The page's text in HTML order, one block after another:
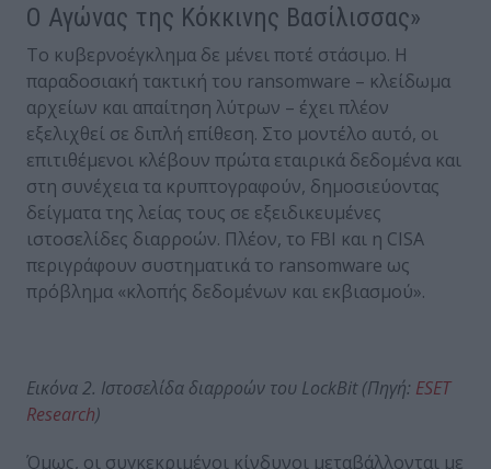
Ο Αγώνας της Κόκκινης Βασίλισσας»
Το κυβερνοέγκλημα δε μένει ποτέ στάσιμο. Η
παραδοσιακή τακτική του ransomware – κλείδωμα
αρχείων και απαίτηση λύτρων – έχει πλέον
εξελιχθεί σε διπλή επίθεση. Στο μοντέλο αυτό, οι
επιτιθέμενοι κλέβουν πρώτα εταιρικά δεδομένα και
στη συνέχεια τα κρυπτογραφούν, δημοσιεύοντας
δείγματα της λείας τους σε εξειδικευμένες
ιστοσελίδες διαρροών. Πλέον, το FBI και η CISA
περιγράφουν συστηματικά το ransomware ως
πρόβλημα «κλοπής δεδομένων και εκβιασμού».
Εικόνα 2. Ιστοσελίδα διαρροών του LockBit(Πηγή: ESET
Research)
Όμως, οι συγκεκριμένοι κίνδυνοι μεταβάλλονται με